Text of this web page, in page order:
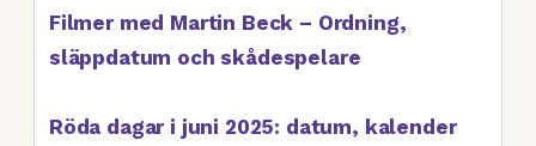
Filmer med Martin Beck – Ordning,
släppdatum och skådespelare
Röda dagar i juni 2025: datum, kalender